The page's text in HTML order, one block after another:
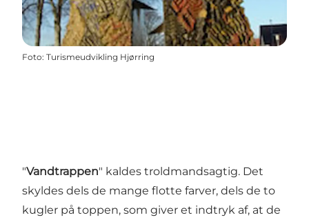
Foto: Turismeudvikling Hjørring
"Vandtrappen" kaldes troldmandsagtig. Det
skyldes dels de mange flotte farver, dels de to
kugler på toppen, som giver et indtryk af, at de